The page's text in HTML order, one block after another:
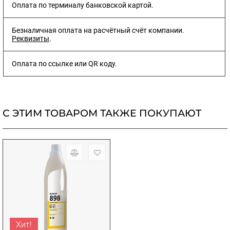
Оплата по терминалу банковской картой.
Безналичная оплата на расчётный счёт компании.
Реквизиты.
Оплата по ссылке или QR коду.
С ЭТИМ ТОВАРОМ ТАКЖЕ ПОКУПАЮТ
Хит!